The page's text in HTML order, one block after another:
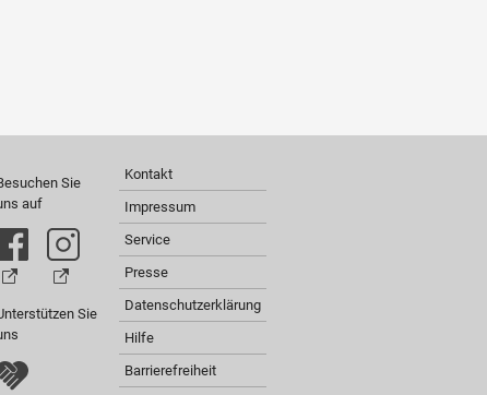
Sie
auf
Sie
Kontakt
Impressum
Service
Presse
Datenschutzerklärung
Hilfe
Barrierefreiheit